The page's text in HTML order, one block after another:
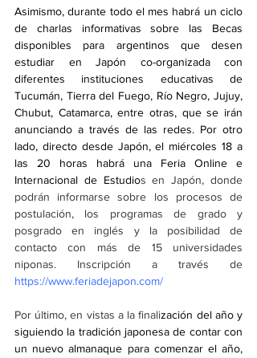
Asimismo, durante todo el mes habrá un ciclo
de charlas informativas sobre las Becas
disponibles para argentinos que desen
estudiar en Japón co-organizada con
diferentes instituciones educativas de
Tucumán, Tierra del Fuego, Río Negro, Jujuy,
Chubut, Catamarca, entre otras, que se irán
anunciando a través de las redes. Por otro
lado, directo desde Japón, el miércoles 18 a
las 20 horas habrá una Feria Online e
Internacional de Estudios en Japón, donde
podrán informarse sobre los procesos de
postulación, los programas de grado y
posgrado en inglés y la posibilidad de
contacto con más de 15 universidades
https://www.feriadejapon.com/
Por último, en vistas a la finalización del año y
siguiendo la tradición japonesa de contar con
un nuevo almanaque para comenzar el año,